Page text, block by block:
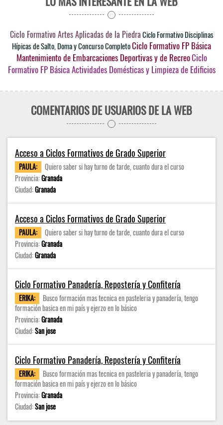
Ciclo Formativo Artes Aplicadas de la PiedraCiclo Formativo Disciplinas
Hípicas de Salto, Doma y Concurso CompletoCiclo Formativo FP Básica
Mantenimiento de Embarcaciones Deportivas y de RecreoCiclo
Formativo FP Básica Actividades Domésticas y Limpieza de Edificios
COMENTARIOS DE USUARIOS DE LA WEB
Acceso a Ciclos Formativos de Grado Superior
PAULA:
Quiero saber si hay turno de tarde, cuanto dura el curso
Provincia:Granada
Ciudad:Granada
Acceso a Ciclos Formativos de Grado Superior
PAULA:
Quiero saber si hay turno de tarde, cuanto dura el curso
Provincia:Granada
Ciudad:Granada
Ciclo Formativo Panadería, Repostería y Confitería
ERIKA:
Busco formación mas tecnica en pasteleria y panadería, tengo
formación basica en mi país y ejerzo en lo básico
Provincia:Granada
Ciudad:San jose
Ciclo Formativo Panadería, Repostería y Confitería
ERIKA:
Busco formación mas tecnica en pasteleria y panadería, tengo
formación basica en mi país y ejerzo en lo básico
Provincia:Granada
Ciudad:San jose